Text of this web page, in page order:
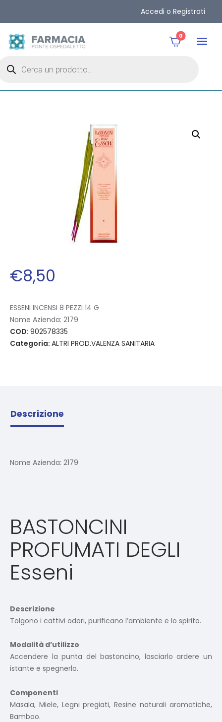
Accedi o Registrati
0
€8,50
ESSENI INCENSI 8 PEZZI 14 G
Nome Azienda: 2179
COD: 902578335
Categoria: ALTRI PROD.VALENZA SANITARIA
Descrizione
Nome Azienda: 2179
BASTONCINI
PROFUMATI DEGLI
Esseni
Descrizione
Tolgono i cattivi odori, purificano l’ambiente e lo spirito.
Modalità d’utilizzo
Accendere la punta del bastoncino, lasciarlo ardere un
istante e spegnerlo.
Componenti
Masala, Miele, Legni pregiati, Resine naturali aromatiche,
Bamboo.